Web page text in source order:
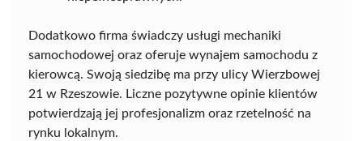
Dodatkowo firma świadczy usługi mechaniki
samochodowej oraz oferuje wynajem samochodu z
kierowcą. Swoją siedzibę ma przy ulicy Wierzbowej
21 w Rzeszowie. Liczne pozytywne opinie klientów
potwierdzają jej profesjonalizm oraz rzetelność na
rynku lokalnym.